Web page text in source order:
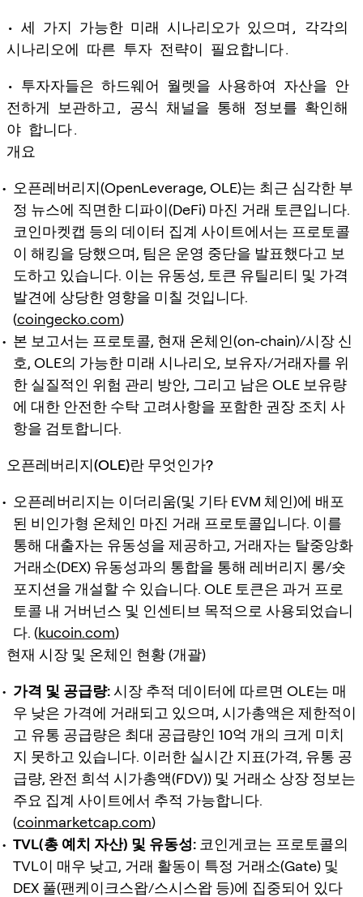
• 세 가지 가능한 미래 시나리오가 있으며, 각각의
시나리오에 따른 투자 전략이 필요합니다.
• 투자자들은 하드웨어 월렛을 사용하여 자산을 안
전하게 보관하고, 공식 채널을 통해 정보를 확인해
야 합니다.
개요
오픈레버리지(OpenLeverage, OLE)는 최근 심각한 부
정 뉴스에 직면한 디파이(DeFi) 마진 거래 토큰입니다.
코인마켓캡 등의 데이터 집계 사이트에서는 프로토콜
이 해킹을 당했으며, 팀은 운영 중단을 발표했다고 보
도하고 있습니다. 이는 유동성, 토큰 유틸리티 및 가격
발견에 상당한 영향을 미칠 것입니다.
(coingecko.com)
본 보고서는 프로토콜, 현재 온체인(on-chain)/시장 신
호, OLE의 가능한 미래 시나리오, 보유자/거래자를 위
한 실질적인 위험 관리 방안, 그리고 남은 OLE 보유량
에 대한 안전한 수탁 고려사항을 포함한 권장 조치 사
항을 검토합니다.
오픈레버리지(OLE)란 무엇인가?
오픈레버리지는 이더리움(및 기타 EVM 체인)에 배포
된 비인가형 온체인 마진 거래 프로토콜입니다. 이를
통해 대출자는 유동성을 제공하고, 거래자는 탈중앙화
거래소(DEX) 유동성과의 통합을 통해 레버리지 롱/숏
포지션을 개설할 수 있습니다. OLE 토큰은 과거 프로
토콜 내 거버넌스 및 인센티브 목적으로 사용되었습니
다. (kucoin.com)
현재 시장 및 온체인 현황 (개괄)
가격 및 공급량:시장 추적 데이터에 따르면 OLE는 매
우 낮은 가격에 거래되고 있으며, 시가총액은 제한적이
고 유통 공급량은 최대 공급량인 10억 개의 크게 미치
지 못하고 있습니다. 이러한 실시간 지표(가격, 유통 공
급량, 완전 희석 시가총액(FDV)) 및 거래소 상장 정보는
주요 집계 사이트에서 추적 가능합니다.
(coinmarketcap.com)
TVL(총 예치 자산) 및 유동성: 코인게코는 프로토콜의
TVL이 매우 낮고, 거래 활동이 특정 거래소(Gate) 및
DEX 풀(팬케이크스왑/스시스왑 등)에 집중되어 있다